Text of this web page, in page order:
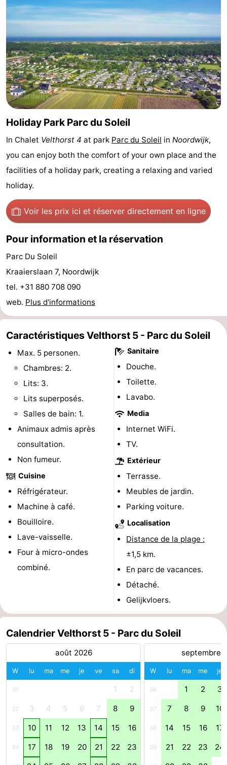
de
Aires
jeux
intérieures
-
de
bien-
être
Villages
&
villes
Nature
Sports
-
Piscines
-
Faire
du
vélo
-
Randonnée
-
Équitation
-
Terrains
de
-
Surfen
-
Sportive
Equitation
Boire
manger
Pratiques
Forum
Route
Stationnement
Adresses
Médicales
Région
Hollande-
Septentrionale
-
Schoorlse
Bergen
-
aan
Zee
Noordhollands
duinreservaat
-
Wijk
aan
Zee
Nature
Zuid-
Kennermerland
Amsterdam
Haarlem
Zandvoort
Hollande-
Holiday Park Parc du Soleil
In Chalet Velthorst 4 at park Parc du Soleil in Noordwijk,
you can enjoy both the comfort of your own place and the
facilities of a holiday park, creating a relaxing and varied
holiday.
Voir les prix ici et réserver directement en ligne
Pour information et la réservation
Parc Du Soleil
Kraaierslaan 7, Noordwijk
tel. +31 880 708 090
web. Plus d'informations
Caractéristiques Velthorst 5 - Parc du Soleil
Max. 5 personen.
Chambres: 2.
Lits: 3.
Lits superposés.
Salles de bain: 1.
Animaux admis après
consultation.
Non fumeur.
Cuisine
Réfrigérateur.
Machine à café.
Bouilloire.
Lave-vaisselle.
Four à micro-ondes
combiné.
Sanitaire
Douche.
Toilette.
Lavabo.
Media
Internet WiFi.
TV.
Extérieur
Terrasse.
Meubles de jardin.
Parking voiture.
Localisation
Distance de la plage :
±1,5 km.
En parc de vacances.
Détaché.
Gelijkvloers.
Calendrier Velthorst 5 - Parc du Soleil
août 2026
W lu ma me je ve sa di
31 1 2
32 3 4 5 6 7 8 9
33 10 11 12 13 14 15 16
34 17 18 19 20 21 22 23
septembre
W lu ma me je
36 1 2 3
37 7 8 9 10
38 14 15 16 17
39 21 22 23 24